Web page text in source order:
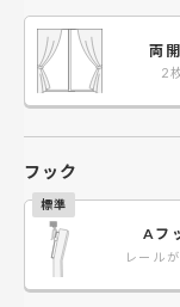
両
フック
Aフ
レール